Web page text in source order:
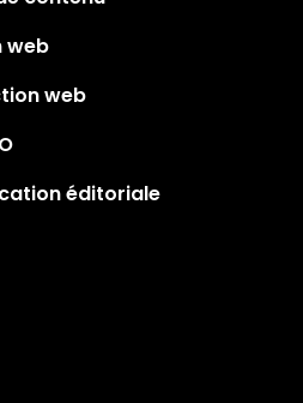
web
web
éditoriale